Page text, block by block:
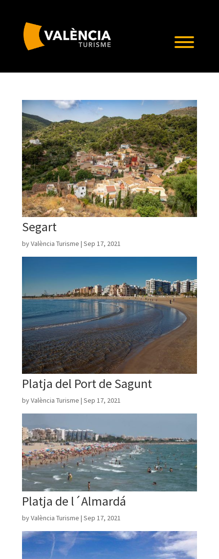
Segart
byValència Turisme | Sep 17, 2021
Platja del Port de Sagunt
byValència Turisme | Sep 17, 2021
Platja de l´Almardá
byValència Turisme | Sep 17, 2021